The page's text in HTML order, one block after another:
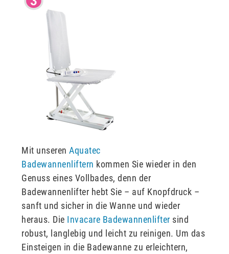
Mit unseren Aquatec
Badewannenliftern kommen Sie wieder in den
Genuss eines Vollbades, denn der
Badewannenlifter hebt Sie – auf Knopfdruck –
sanft und sicher in die Wanne und wieder
heraus. Die Invacare Badewannenlifter sind
robust, langlebig und leicht zu reinigen. Um das
Einsteigen in die Badewanne zu erleichtern,